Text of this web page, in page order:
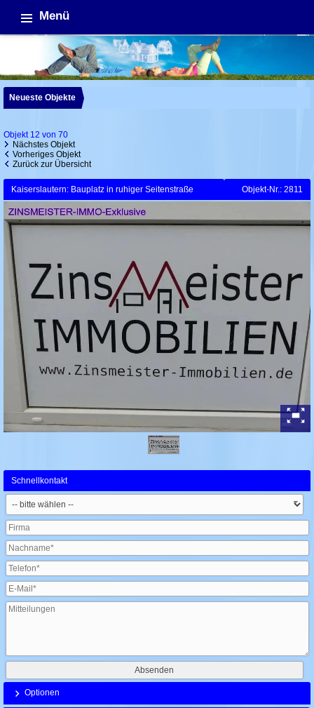
Menü
Neueste Objekte
Objekt 12 von 70
Nächstes Objekt
Vorheriges Objekt
Zurück zur Übersicht
Kaiserslautern: Bauplatz in ruhiger Seitenstraße Objekt-Nr.: 2811
Schnellkontakt
Optionen